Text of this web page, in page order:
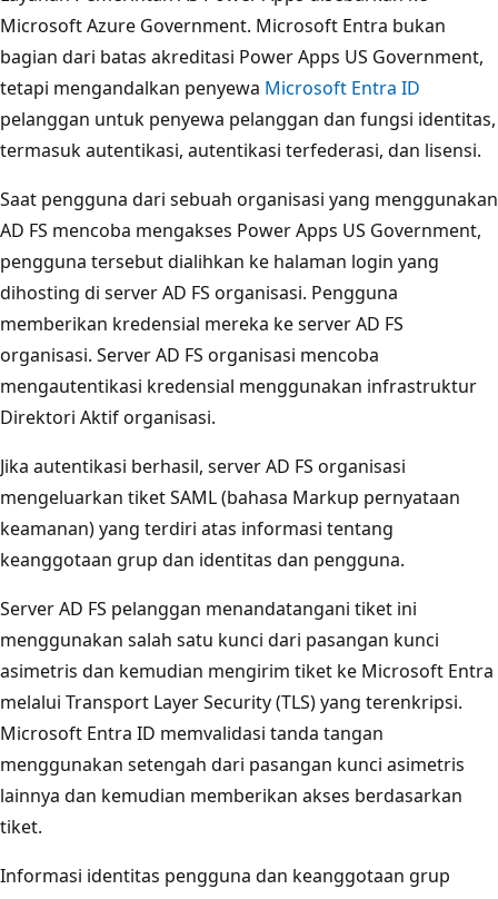
Microsoft Azure Government. Microsoft Entra bukan
bagian dari batas akreditasi Power Apps US Government,
tetapi mengandalkan penyewa Microsoft Entra ID
pelanggan untuk penyewa pelanggan dan fungsi identitas,
termasuk autentikasi, autentikasi terfederasi, dan lisensi.
Saat pengguna dari sebuah organisasi yang menggunakan
AD FS mencoba mengakses Power Apps US Government,
pengguna tersebut dialihkan ke halaman login yang
dihosting di server AD FS organisasi. Pengguna
memberikan kredensial mereka ke server AD FS
organisasi. Server AD FS organisasi mencoba
mengautentikasi kredensial menggunakan infrastruktur
Direktori Aktif organisasi.
Jika autentikasi berhasil, server AD FS organisasi
mengeluarkan tiket SAML (bahasa Markup pernyataan
keamanan) yang terdiri atas informasi tentang
keanggotaan grup dan identitas dan pengguna.
Server AD FS pelanggan menandatangani tiket ini
menggunakan salah satu kunci dari pasangan kunci
asimetris dan kemudian mengirim tiket ke Microsoft Entra
melalui Transport Layer Security (TLS) yang terenkripsi.
Microsoft Entra ID memvalidasi tanda tangan
menggunakan setengah dari pasangan kunci asimetris
lainnya dan kemudian memberikan akses berdasarkan
tiket.
Informasi identitas pengguna dan keanggotaan grup